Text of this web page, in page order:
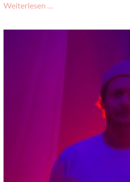
Weiterlesen …
dem